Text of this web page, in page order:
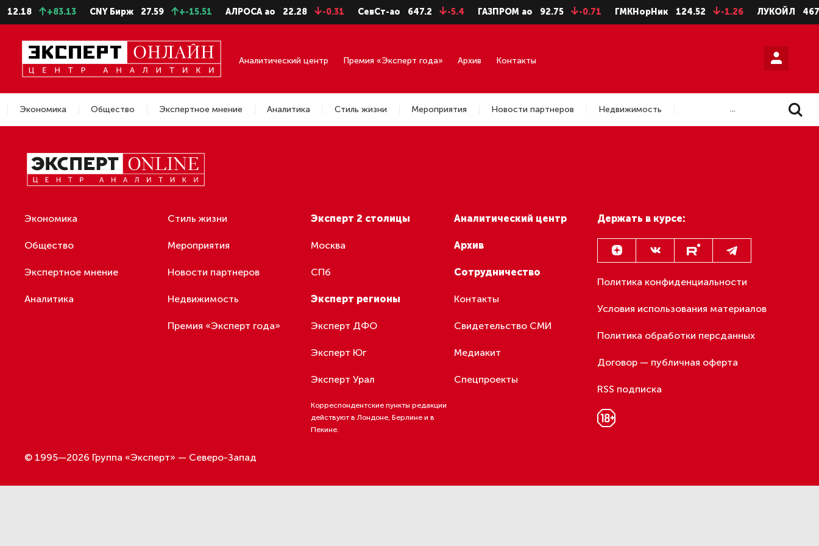
12.18 +83.13 CNY Бирж 27.59 +-15.51 АЛРОСА ао 22.28 -0.31 СевСт-ао 647.2 -5.4 ГАЗПРОМ ао 92.75 -0.71 ГМКНорНик 124.52 -1.26 ЛУКОЙЛ
Аналитический центр Премия «Эксперт года» Архив Контакты
Экономика Общество Экспертное мнение Аналитика Стиль жизни Мероприятия Новости партнеров
Недвижимость
...
Экономика
Общество
Экспертное мнение
Аналитика
Стиль жизни
Мероприятия
Новости партнеров
Недвижимость
Премия «Эксперт года»
Эксперт 2 столицы
Москва
СПб
Эксперт регионы
Эксперт ДФО
Эксперт Юг
Эксперт Урал
Корреспондентские пункты редакции
действуют в Лондоне, Берлине и в
Пекине.
Аналитический центр
Архив
Сотрудничество
Контакты
Свидетельство СМИ
Медиакит
Спецпроекты
Держать в курсе:
Политика конфиденциальности
Условия использования материалов
Политика обработки персданных
Договор — публичная оферта
RSS подписка
© 1995—2026 Группа «Эксперт» — Северо-Запад